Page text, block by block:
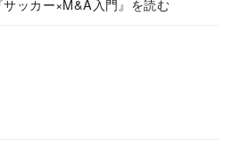
ッカー×M&A入門』を読む